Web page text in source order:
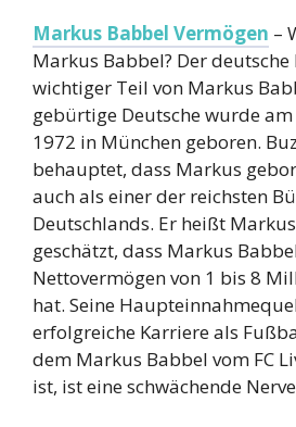
Markus Babbel Vermögen –
Markus Babbel? Der
wichtiger Teil von Markus
gebürtige Deutsche wurde
1972 in München geboren.
behauptet, dass Markus
auch als einer der reichsten
Deutschlands. Er heißt
geschätzt, dass Markus
Nettovermögen von 1 bis 8
hat. Seine
erfolgreiche Karriere als
dem Markus Babbel vom FC
ist, ist eine schwächende